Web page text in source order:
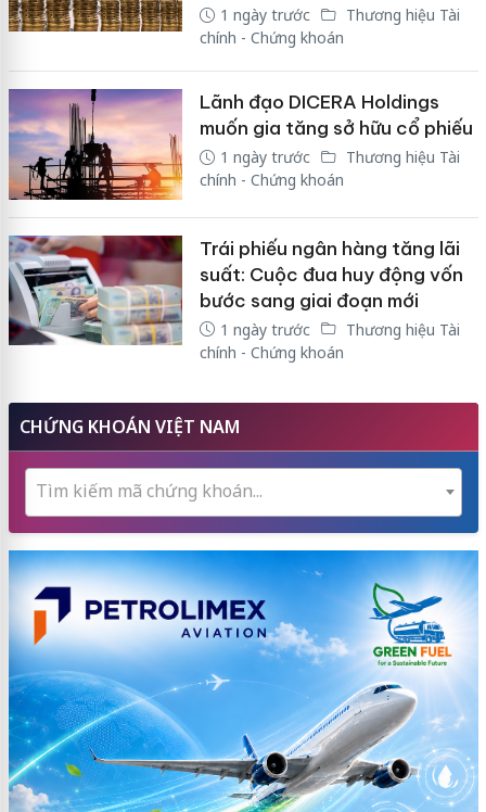
1 ngày trước
Thương hiệu Tài
chính - Chứng khoán
Lãnh đạo DICERA Holdings
muốn gia tăng sở hữu cổ phiếu
1 ngày trước
Thương hiệu Tài
chính - Chứng khoán
Trái phiếu ngân hàng tăng lãi
suất: Cuộc đua huy động vốn
bước sang giai đoạn mới
1 ngày trước
Thương hiệu Tài
chính - Chứng khoán
CHỨNG KHOÁN VIỆT NAM
Tìm kiếm mã chứng khoán...